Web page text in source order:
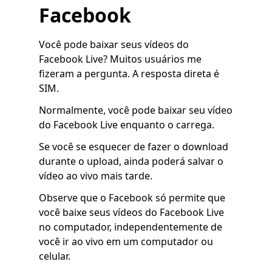
Facebook
Você pode baixar seus vídeos do
Facebook Live? Muitos usuários me
fizeram a pergunta. A resposta direta é
SIM.
Normalmente, você pode baixar seu vídeo
do Facebook Live enquanto o carrega.
Se você se esquecer de fazer o download
durante o upload, ainda poderá salvar o
vídeo ao vivo mais tarde.
Observe que o Facebook só permite que
você baixe seus vídeos do Facebook Live
no computador, independentemente de
você ir ao vivo em um computador ou
celular.